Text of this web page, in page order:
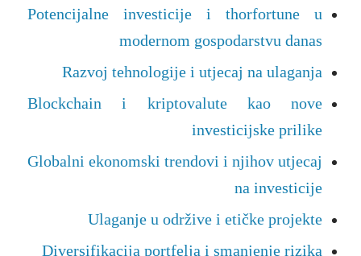
Potencijalne investicije i thorfortune u
modernom gospodarstvu danas
Razvoj tehnologije i utjecaj na ulaganja
Blockchain i kriptovalute kao nove
investicijske prilike
Globalni ekonomski trendovi i njihov utjecaj
na investicije
Ulaganje u održive i etičke projekte
Diversifikacija portfelja i smanjenje rizika